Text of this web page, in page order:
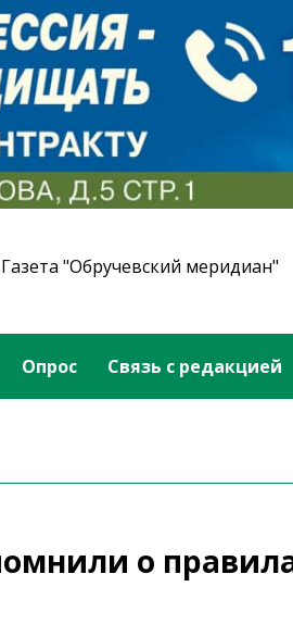
Газета "Обручевский меридиан"
Опрос Связь с редакцией
о